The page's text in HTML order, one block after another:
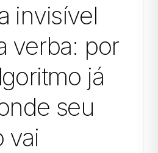
invisível
verba: por
já
seu
vai